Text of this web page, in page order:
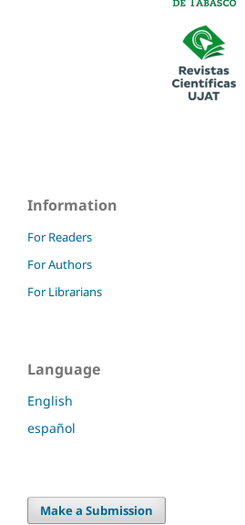
Information
For Readers
For Authors
For Librarians
Language
English
español
Make a Submission